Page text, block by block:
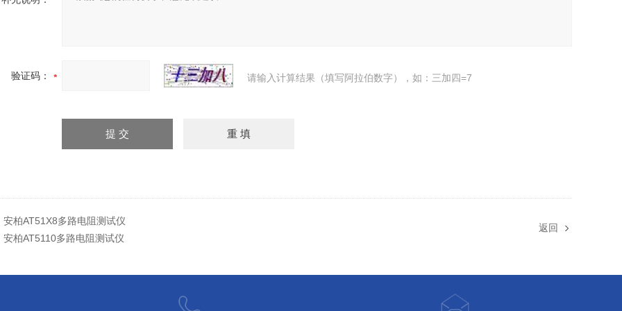
验证码： 请输入计算结果（填写阿拉伯数字），如：三加四=7
安柏AT51X8多路电阻测试仪
安柏AT5110多路电阻测试仪
返回